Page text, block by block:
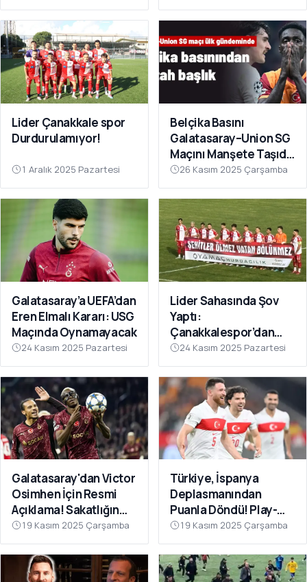
Lider Çanakkale spor
Durdurulamıyor!
1 Aralık 2025 Pazartesi
Belçika Basını
Galatasaray–Union SG
Maçını Manşete Taşıdı:
“50 Bin Türk’ü
Susturdular”
26 Kasım 2025 Çarşamba
Galatasaray’a UEFA’dan
Eren Elmalı Kararı: USG
Maçında Oynamayacak
24 Kasım 2025 Pazartesi
Lider Sahasında Şov
Yaptı:
Çanakkalespor’dan
Farklı Galibiyet
24 Kasım 2025 Pazartesi
Galatasaray'dan Victor
Osimhen İçin Resmi
Açıklama! Sakatlığın
Son Durumu Belli Oldu
19 Kasım 2025 Çarşamba
Türkiye, İspanya
Deplasmanından
Puanla Döndü! Play-
Off Öncesi Moral: 2-2
19 Kasım 2025 Çarşamba